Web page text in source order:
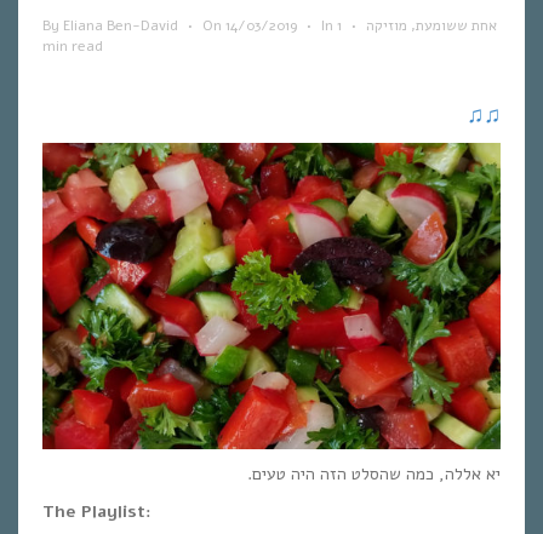
By Eliana Ben-David • On 14/03/2019 • In אחת ששומעת, מוזיקה •
1
min read
♫
♫
יא אללה, כמה שהסלט הזה היה טעים.
The Playlist: